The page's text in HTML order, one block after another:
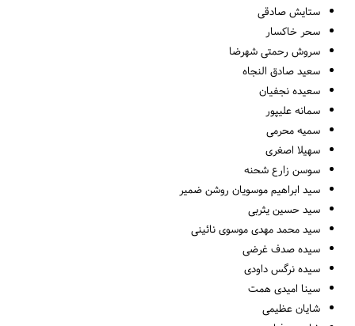
ستایش صادقی
سحر خاکسار
سروش رحمتی شهرضا
سعید صادق النجاه
سعیده نجفیان
سمانه علیپور
سمیه محرمی
سهیلا اصغری
سوسن زارع شحنه
سید ابراهیم موسویان روشن ضمیر
سید حسین یثربی
سید محمد مهدی موسوی نائینی
سیده صدف غرضی
سیده نرگس داودی
سینا امیدی همت
شایان عظیمی